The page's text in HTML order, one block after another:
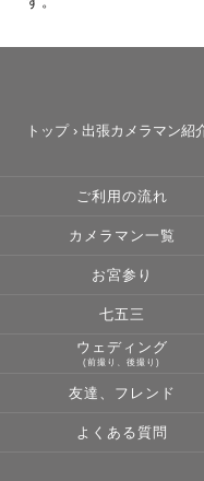
－－－－－－－－－－
ゲスト様に寄り添い、
その方らしさを大切に
"こんな雰囲気の写真が
などゲスト様のご要望
で、ぜひお気持ちをお
ふわっとしたご要望で
私からもいろいろご提
ださい☺️
トップ › 出張カメラマン紹
ご利用の流れ
カメラマン一覧
お宮参り
七五三
ウェディング
(前撮り、後撮り)
友達、フレンド
よくある質問